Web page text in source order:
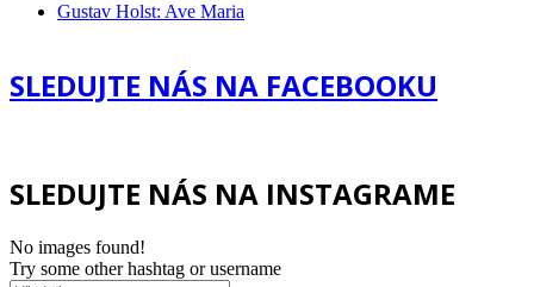
Gustav Holst: Ave Maria
SLEDUJTE NÁS NA FACEBOOKU
SLEDUJTE NÁS NA INSTAGRAME
No images found!
Try some other hashtag or username